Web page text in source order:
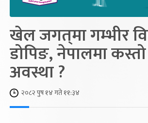
खेल जगत‍्मा गम्भीर
डोपिङ, नेपालमा
अवस्था ?
२०८२ पुष १४ गते ११:३४